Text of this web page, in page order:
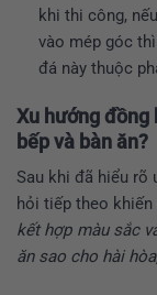
khi thi công,
vào mép góc
đá này thuộc
Xu hướng đồng
bếp và bàn ăn?
Sau khi đã hiểu rõ
hỏi tiếp theo
kết hợp màu sắc
ăn sao cho hài